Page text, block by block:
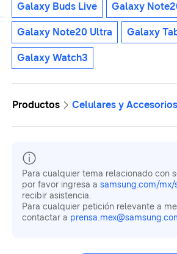
Galaxy Buds Live Galaxy
Galaxy Note20 Ultra Galaxy
Galaxy Watch3
Productos Celulares y Accesorios
Para cualquier tema relacionado con
por favor ingresa a samsung.com/
recibir asistencia.
Para cualquier petición relevante a
contactar a